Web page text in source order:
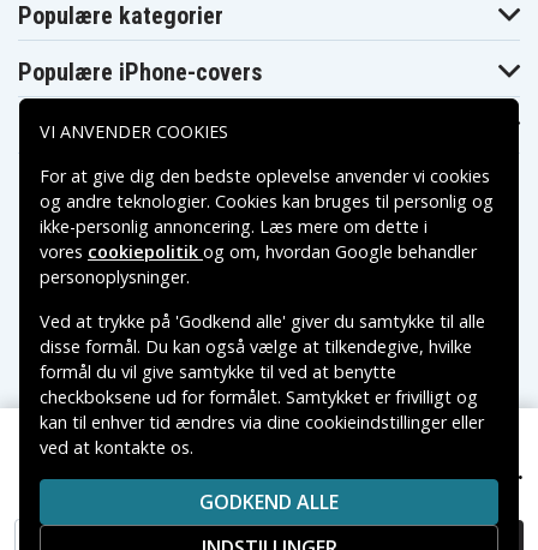
459 kr.
Populære kategorier
Populære iPhone-covers
Populære Samsung-covers
Betalingsmuligheder
Leveringsmuligheder
Copyright © 2026, Spares Nordic AB
VAREMÆRKER NÆVNT PÅ DETTE WEB TILHØRER DE
RESPEKTIVE VAREMÆRKERS-EJER.
VI ANVENDER COOKIES
For at give dig den bedste oplevelse anvender vi cookies
og andre teknologier. Cookies kan bruges til personlig og
ikke-personlig annoncering. Læs mere om dette i
vores cookiepolitik og om, hvordan Google behandler
personoplysninger.
Ved at trykke på 'Godkend alle' giver du samtykke til alle
disse formål. Du kan også vælge at tilkendegive, hvilke
formål du vil give samtykke til ved at benytte
checkboksene ud for formålet. Samtykket er frivilligt og
kan til enhver tid ændres via dine cookieindstillinger eller
ved at kontakte os.
GODKEND ALLE